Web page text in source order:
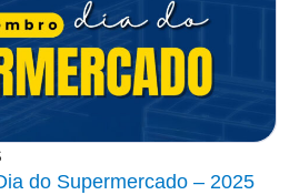
do Supermercado – 2025